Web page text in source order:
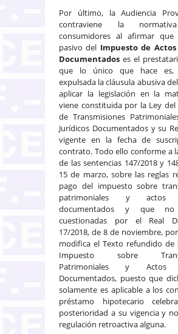
Por último, la Audiencia
contraviene la
consumidores al afirmar
pasivo del Impuesto de Actos
Documentados es el
que lo único que hace es,
expulsada la cláusula abusiva
aplicar la legislación en la
viene constituida por la Ley del
de Transmisiones
Jurídicos Documentados y su
vigente en la fecha de
contrato. Todo ello conforme a
de las sentencias 147/2018 y
15 de marzo, sobre las reglas
pago del impuesto sobre
patrimoniales y actos
documentados y que no
cuestionadas por el Real
17/2018, de 8 de noviembre,
modifica el Texto refundido de
Impuesto sobre
Patrimoniales y Actos
Documentados, puesto que
solamente es aplicable a los
préstamo hipotecario
posterioridad a su vigencia y
regulación retroactiva alguna.